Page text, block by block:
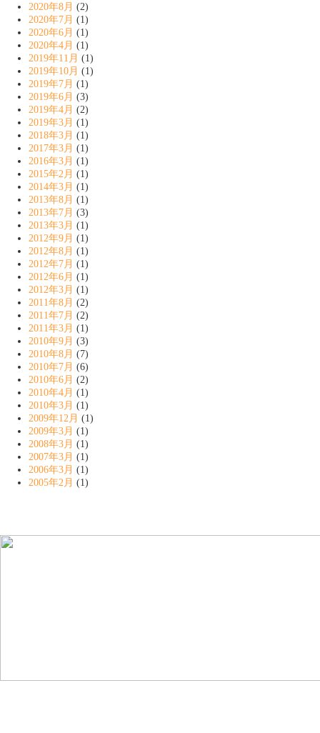
2020年8月 (2)
2020年7月 (1)
2020年6月 (1)
2020年4月 (1)
2019年11月 (1)
2019年10月 (1)
2019年7月 (1)
2019年6月 (3)
2019年4月 (2)
2019年3月 (1)
2018年3月 (1)
2017年3月 (1)
2016年3月 (1)
2015年2月 (1)
2014年3月 (1)
2013年8月 (1)
2013年7月 (3)
2013年3月 (1)
2012年9月 (1)
2012年8月 (1)
2012年7月 (1)
2012年6月 (1)
2012年3月 (1)
2011年8月 (2)
2011年7月 (2)
2011年3月 (1)
2010年9月 (3)
2010年8月 (7)
2010年7月 (6)
2010年6月 (2)
2010年4月 (1)
2010年3月 (1)
2009年12月 (1)
2009年3月 (1)
2008年3月 (1)
2007年3月 (1)
2006年3月 (1)
2005年2月 (1)